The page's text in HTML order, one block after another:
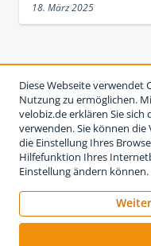
18. März 2025
Diese Webseite verwendet
Nutzung zu ermöglichen.
velobiz.de erklären Sie
verwenden. Sie können
die Einstellung Ihres
Hilfefunktion Ihres
Einstellung ändern können.
Impressum
Werben